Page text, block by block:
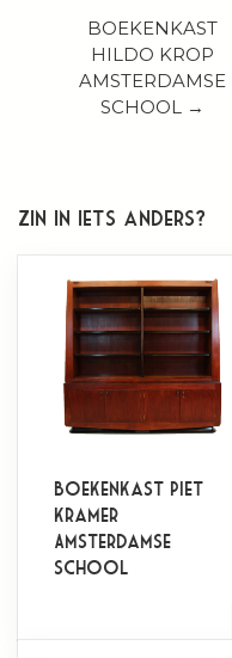
BOEKENKAST
HILDO KROP
AMSTERDAMSE
SCHOOL →
Zin in iets anders?
Boekenkast Piet
Kramer
Amsterdamse
School